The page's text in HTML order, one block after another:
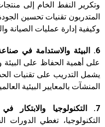
وتكرير النفط الخام إلى
المتدربون تقنيات تحسين
وكيفية إدارة عمليات الصيانة
6. البيئة والاستدامة في صناعة النفط والغاز:
على أهمية الحفاظ على البيئة
يشمل التدريب على تقنيات
المنشآت بالمعايير البيئية
7. التكنولوجيا والابتكار في قطاع النفط والغاز:
التكنولوجيا، تغطي الدورات